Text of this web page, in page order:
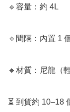
🔹容量：約 4L
🔹間隔：內置 1
🔹材質：尼龍（
⏳ 到貨約 10–18